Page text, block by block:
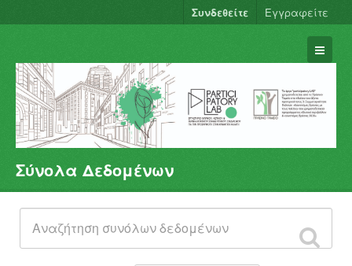
Συνδεθείτε Εγγραφείτε
Σύνολα Δεδομένων
Φορείς
Ομάδες
Σχετικά
Σύνολα Δεδομένων